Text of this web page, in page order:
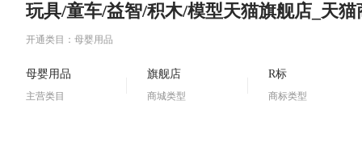
玩具/童车/益智/积木/模型天猫旗舰店_天
开通类目：母婴用品
母婴用品
主营类目
旗舰店
商城类型
R标
商标类型